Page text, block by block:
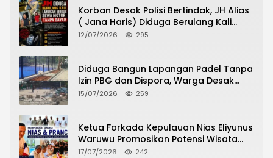
Korban Desak Polisi Bertindak, JH Alias
( Jana Haris) Diduga Berulang Kali
Lakukan Modus Sewa Motor Tanpa
12/07/2026 295
Diduga Bangun Lapangan Padel Tanpa
Izin PBG dan Dispora, Warga Desak
CKTRP dan Dispora Jakarta Barat
15/07/2026 259
Ketua Forkada Kepulauan Nias Eliyunus
Waruwu Promosikan Potensi Wisata
Nias di Hadapan Dubes Prancis
17/07/2026 242